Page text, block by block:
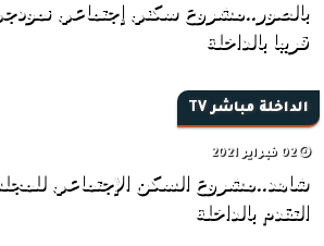
بالصور..مشروع سكني إجتماعي
قريبا بالداخلة
الداخلة مباشر TV
02 فبراير 2021
شاهد..مشروع السكن الإجتماعي
التقدم بالداخلة